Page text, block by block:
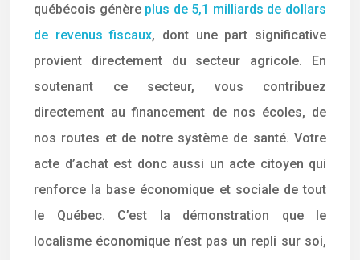
québécois génère plus de 5,1 milliards de dollars
de revenus fiscaux, dont une part significative
provient directement du secteur agricole. En
soutenant ce secteur, vous contribuez
directement au financement de nos écoles, de
nos routes et de notre système de santé. Votre
acte d’achat est donc aussi un acte citoyen qui
renforce la base économique et sociale de tout
le Québec. C’est la démonstration que le
localisme économique n’est pas un repli sur soi,